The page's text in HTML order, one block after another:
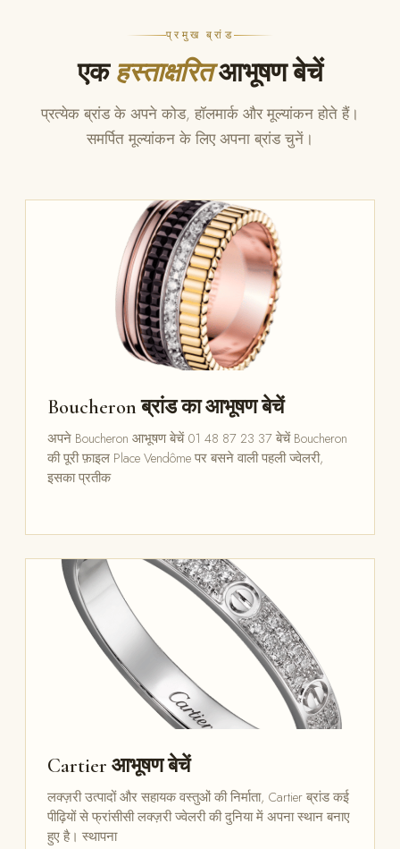
प्रमुख ब्रांड
एकहस्ताक्षरितआभूषण बेचें
प्रत्येक ब्रांड के अपने कोड, हॉलमार्क और मूल्यांकन होते हैं।
समर्पित मूल्यांकन के लिए अपना ब्रांड चुनें।
Boucheron ब्रांड का आभूषण बेचें
अपने Boucheron आभूषण बेचें 01 48 87 23 37 बेचें Boucheron
की पूरी फ़ाइल Place Vendôme पर बसने वाली पहली ज्वेलरी,
इसका प्रतीक
Cartier आभूषण बेचें
लक्ज़री उत्पादों और सहायक वस्तुओं की निर्माता, Cartier ब्रांड कई
पीढ़ियों से फ्रांसीसी लक्ज़री ज्वेलरी की दुनिया में अपना स्थान बनाए
हुए है। स्थापना